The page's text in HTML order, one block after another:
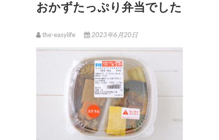
おかずたっぷり弁当でした
the-easylife 2023年6月20日